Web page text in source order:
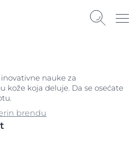
nauke za
kože koja deluje. Da se osećate
brendu